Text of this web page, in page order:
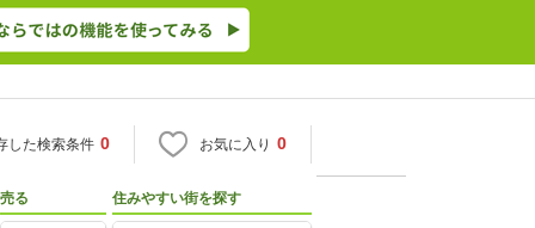
した検索条件 0 お気に入り 0
売る 住みやすい街を探す